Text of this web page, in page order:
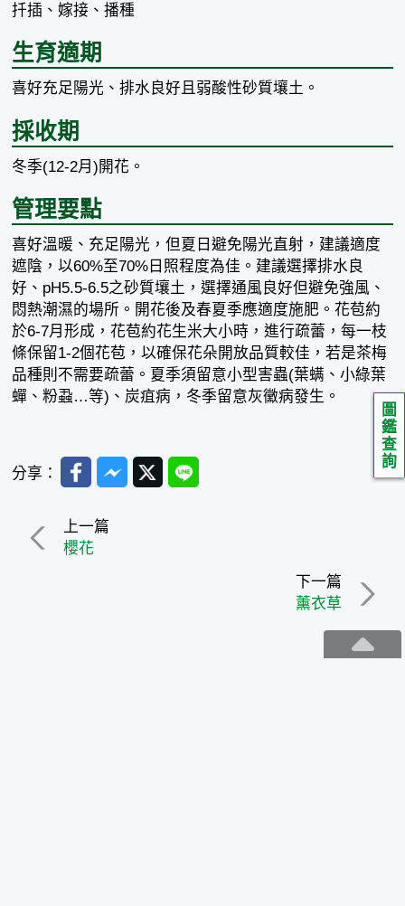
圖
鑑
查
詢
扦插、嫁接、播種
生育適期
喜好充足陽光、排水良好且弱酸性砂質壤土。
採收期
冬季(12-2月)開花。
管理要點
喜好溫暖、充足陽光，但夏日避免陽光直射，建議適度
遮陰，以60%至70%日照程度為佳。建議選擇排水良
好、pH5.5-6.5之砂質壤土，選擇通風良好但避免強風、
悶熱潮濕的場所。開花後及春夏季應適度施肥。花苞約
於6-7月形成，花苞約花生米大小時，進行疏蕾，每一枝
條保留1-2個花苞，以確保花朵開放品質較佳，若是茶梅
品種則不需要疏蕾。夏季須留意小型害蟲(葉螨、小綠葉
蟬、粉蝨…等)、炭疽病，冬季留意灰黴病發生。
分享： FacebookMessenger
TwitterLine
上一篇
櫻花
下一篇
薰衣草